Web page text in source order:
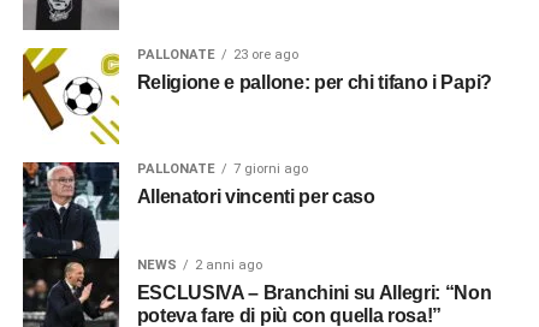
PALLONATE 23 ore ago
Religione e pallone: per chi tifano i Papi?
PALLONATE 7 giorni ago
Allenatori vincenti per caso
NEWS 2 anni ago
ESCLUSIVA – Branchini su Allegri: “Non
poteva fare di più con quella rosa!”